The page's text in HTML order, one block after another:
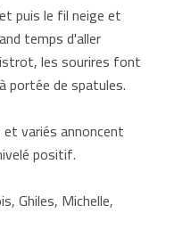
puis le fil neige et
temps d'aller
les sourires font
portée de spatules.
et variés annoncent
positif.
Ghiles, Michelle,